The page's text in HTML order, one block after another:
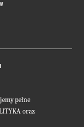
pełne
oraz